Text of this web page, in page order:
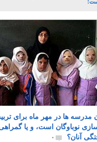
مدرسه ها در مهر ماه برای
نوباوگان است، و یا
آنان؟
۰